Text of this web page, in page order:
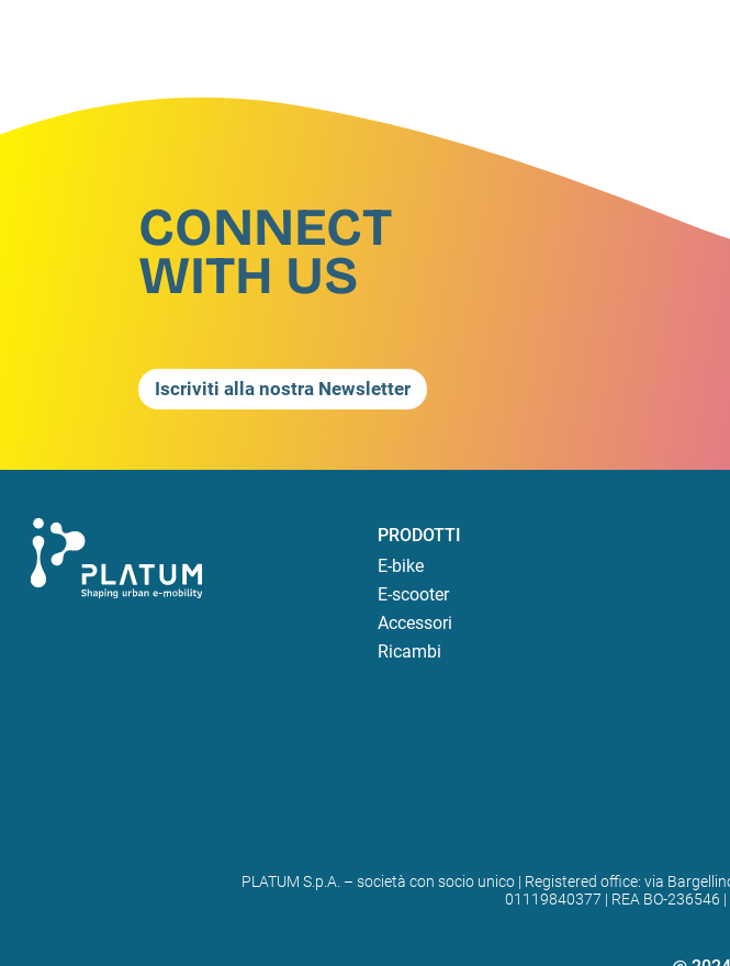
CONNECT
WITH US
Iscriviti alla nostra Newsletter
PRODOTTI
E-bike
E-scooter
Accessori
Ricambi
PLATUM S.p.A. – società con socio unico | Registered office: via
01119840377 | REA BO-236546